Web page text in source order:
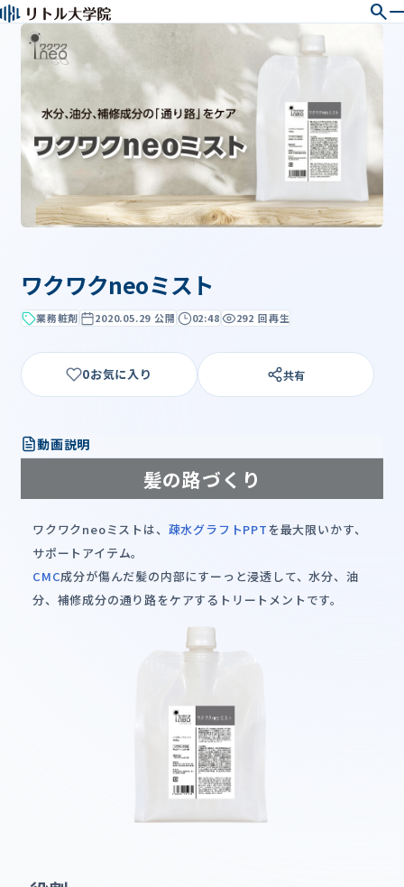
search
ワクワクneoミスト
業務粧剤 2020.05.29 公開 02:48 292 回再生
0 共有
動画説明
髪の路づくり
ワクワクneoミストは、 疎水グラフトPPTを最大限いかす、
サポートアイテム。
CMC成分が傷んだ髪の内部にすーっと浸透して、水分、油
分、補修成分の通り路をケアするトリートメントです。